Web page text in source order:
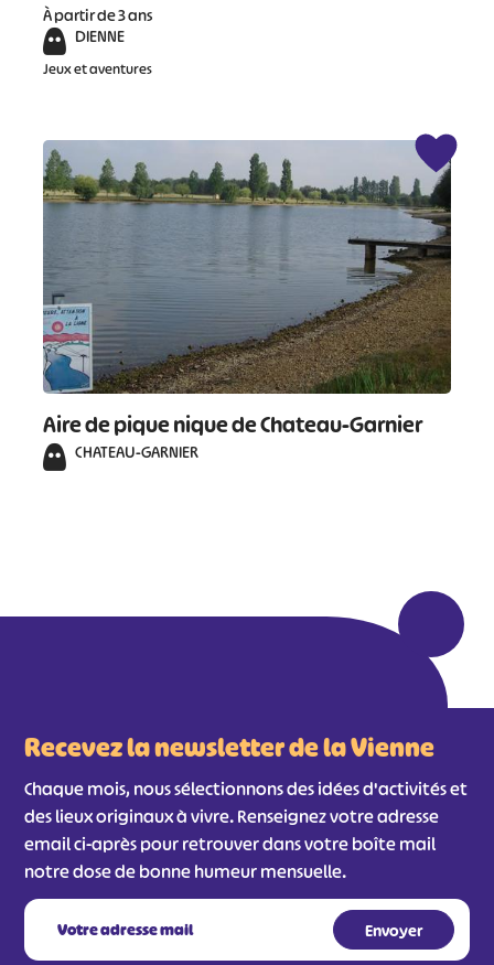
À partir de 3 ans
DIENNE
Jeux et aventures
Aire de pique nique de Chateau-Garnier
CHATEAU-GARNIER
Recevez la newsletter de la Vienne
Chaque mois, nous sélectionnons des idées d'activités et
des lieux originaux à vivre. Renseignez votre adresse
email ci-après pour retrouver dans votre boîte mail
notre dose de bonne humeur mensuelle.